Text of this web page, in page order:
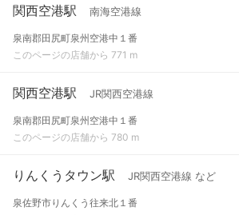
関西空港駅 南海空港線
泉南郡田尻町泉州空港中１番
このページの店舗から 771 m
関西空港駅 JR関西空港線
泉南郡田尻町泉州空港中１番
このページの店舗から 780 m
りんくうタウン駅 JR関西空港線 など
泉佐野市りんくう往来北１番